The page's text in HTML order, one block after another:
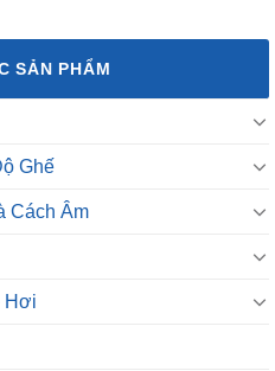
SẢN PHẨM
Ghế
Cách Âm
Hơi